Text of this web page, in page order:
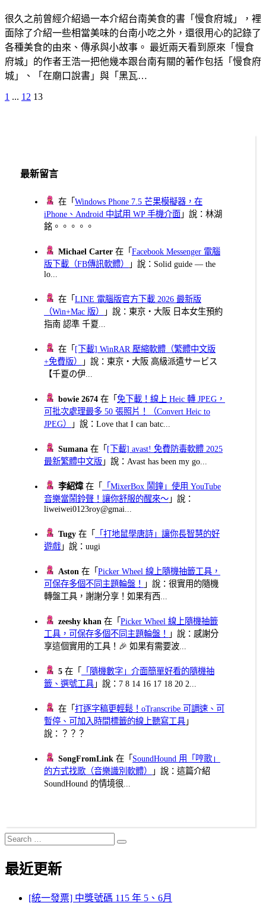
很久之前曾經介紹過一本介紹台南美食的書「慢食府城」，裡
面除了介紹一些相當美味的台南小吃之外，還很用心的記錄了
各種美食的由來、傳承與小故事。 最近兩天看到原來「慢食
府城」的作者王浩一把他幾本跟台南有關的著作包括「慢食府
城」、「在廟口說書」與「黑瓦…
文
Previous
Page
1 ... Page
12 Page
13
最新留言
在「Windows Phone 7.5 芒果模擬器，在
iPhone、Android 中試用 WP 手機介面 」說：林湖
銘。。。。。
Michael Carter 在「Facebook Messenger 電腦
版下載（FB傳訊軟體）
」說：Solid guide — the
lo...
在「LINE 電腦版官方下載 2026 最新版
（Win+Mac 版）
」說：東京・大阪 日本女生預約
指南 認準 千夏...
在「 [下載] WinRAR 壓縮軟體（繁體中文版
+免費版）
」說：東京・大阪 高級派遣サービス
【千夏の伊...
bowie 2674 在「免下載！線上 Heic 轉 JPEG，
可批次處理最多 50 張照片！（Convert Heic to
JPEG）
」說：Love that I can batc...
Sumana 在「 [下載] avast! 免費防毒軟體 2025
最新繁體中文版 」說：Avast has been my go...
李紹煒在「
「MixerBox 鬧鐘」使用 YouTube
音樂當鬧鈴聲！讓你舒服的醒來～ 」說：
liweiwei0123roy@gmai...
Tugy 在「
「打地鼠學唐詩」讓你長智慧的好
遊戲 」說：uugi
Aston 在「Picker Wheel 線上隨機抽籤工具，
可保存多個不同主題輪盤！
」說：很實用的隨機
轉盤工具，謝謝分享！如果有西...
zeeshy khan 在「Picker Wheel 線上隨機抽籤
工具，可保存多個不同主題輪盤！
」說：感謝分
享這個實用的工具！🎉 如果有需要波...
5 在「
「隨機數字」介面簡單好看的隨機抽
籤、選號工具 」說：7 8 14 16 17 18 20 2...
在「打逐字稿更輕鬆！oTranscribe 可調速、可
暫停、可加入時間標籤的線上聽寫工具 」
說：？？？
SongFromLink 在「 SoundHound 用「哼歌」
的方式找歌（音樂識別軟體）
」說：這篇介紹
SoundHound 的情境很...
Search
for:
Search
最近更新
[統一發票] 中獎號碼 115 年 5、6月